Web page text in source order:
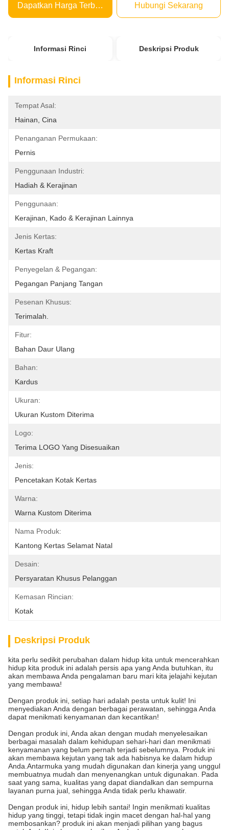
Dapatkan Harga Terbaik Hubungi Sekarang
Informasi Rinci Deskripsi Produk
Informasi Rinci
Tempat Asal:
Hainan, Cina
Penanganan Permukaan:
Pernis
Penggunaan Industri:
Hadiah & Kerajinan
Penggunaan:
Kerajinan, Kado & Kerajinan Lainnya
Jenis Kertas:
Kertas Kraft
Penyegelan & Pegangan:
Pegangan Panjang Tangan
Pesenan Khusus:
Terimalah.
Fitur:
Bahan Daur Ulang
Bahan:
Kardus
Ukuran:
Ukuran Kustom Diterima
Logo:
Terima LOGO Yang Disesuaikan
Jenis:
Pencetakan Kotak Kertas
Warna:
Warna Kustom Diterima
Nama Produk:
Kantong Kertas Selamat Natal
Desain:
Persyaratan Khusus Pelanggan
Kemasan Rincian:
Kotak
Deskripsi Produk
kita perlu sedikit perubahan dalam hidup kita untuk mencerahkan
hidup kita produk ini adalah persis apa yang Anda butuhkan, itu
akan membawa Anda pengalaman baru mari kita jelajahi kejutan
yang membawa!
Dengan produk ini, setiap hari adalah pesta untuk kulit! Ini
menyediakan Anda dengan berbagai perawatan, sehingga Anda
dapat menikmati kenyamanan dan kecantikan!
Dengan produk ini, Anda akan dengan mudah menyelesaikan
berbagai masalah dalam kehidupan sehari-hari dan menikmati
kenyamanan yang belum pernah terjadi sebelumnya. Produk ini
akan membawa kejutan yang tak ada habisnya ke dalam hidup
Anda.Antarmuka yang mudah digunakan dan kinerja yang unggul
membuatnya mudah dan menyenangkan untuk digunakan. Pada
saat yang sama, kualitas yang dapat diandalkan dan sempurna
layanan purna jual, sehingga Anda tidak perlu khawatir.
Dengan produk ini, hidup lebih santai! Ingin menikmati kualitas
hidup yang tinggi, tetapi tidak ingin macet dengan hal-hal yang
membosankan? produk ini akan menjadi pilihan yang bagus